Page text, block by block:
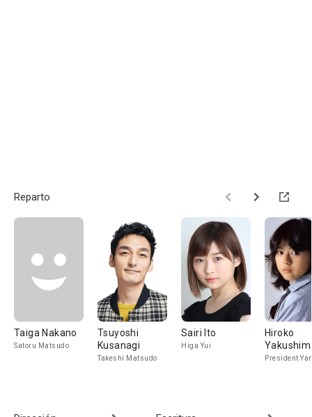
Reparto
Taiga Nakano
Satoru Matsudo
Tsuyoshi
Kusanagi
Takeshi Matsudo
Sairi Ito
Higa Yui
Hiroko
President